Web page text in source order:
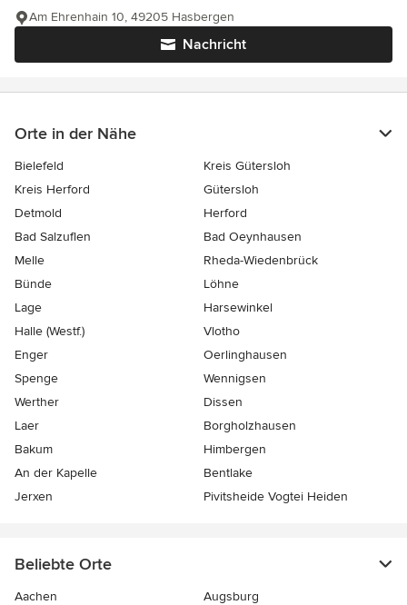
Nachricht
Am Ehrenhain 10, 49205 Hasbergen
Orte in der Nähe
Bielefeld
Kreis Gütersloh
Kreis Herford
Gütersloh
Detmold
Herford
Bad Salzuflen
Bad Oeynhausen
Melle
Rheda-Wiedenbrück
Bünde
Löhne
Lage
Harsewinkel
Halle (Westf.)
Vlotho
Enger
Oerlinghausen
Spenge
Wennigsen
Werther
Dissen
Laer
Borgholzhausen
Bakum
Himbergen
An der Kapelle
Bentlake
Jerxen
Pivitsheide Vogtei Heiden
Beliebte Orte
Aachen
Augsburg